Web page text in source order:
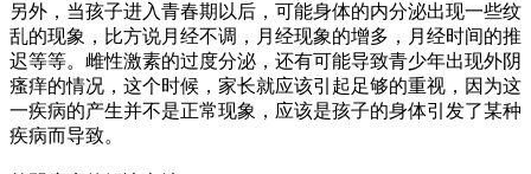
另外，当孩子进入青春期以后，可能身体的内分泌出现一些纹
乱的现象，比方说月经不调，月经现象的增多，月经时间的推
迟等等。雌性激素的过度分泌，还有可能导致青少年出现外阴
瘙痒的情况，这个时候，家长就应该引起足够的重视，因为这
一疾病的产生并不是正常现象，应该是孩子的身体引发了某种
疾病而导致。